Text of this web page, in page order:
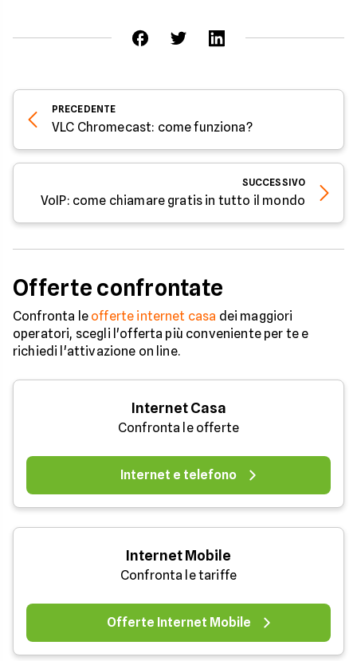
PRECEDENTE
VLC Chromecast: come funziona?
SUCCESSIVO
VoIP: come chiamare gratis in tutto il mondo
Offerte confrontate
Confronta le offerte internet casa dei maggiori
operatori, scegli l'offerta più conveniente per te e
richiedi l'attivazione on line.
Internet Casa
Confronta le offerte
Internet e telefono
Internet Mobile
Confronta le tariffe
Offerte Internet Mobile